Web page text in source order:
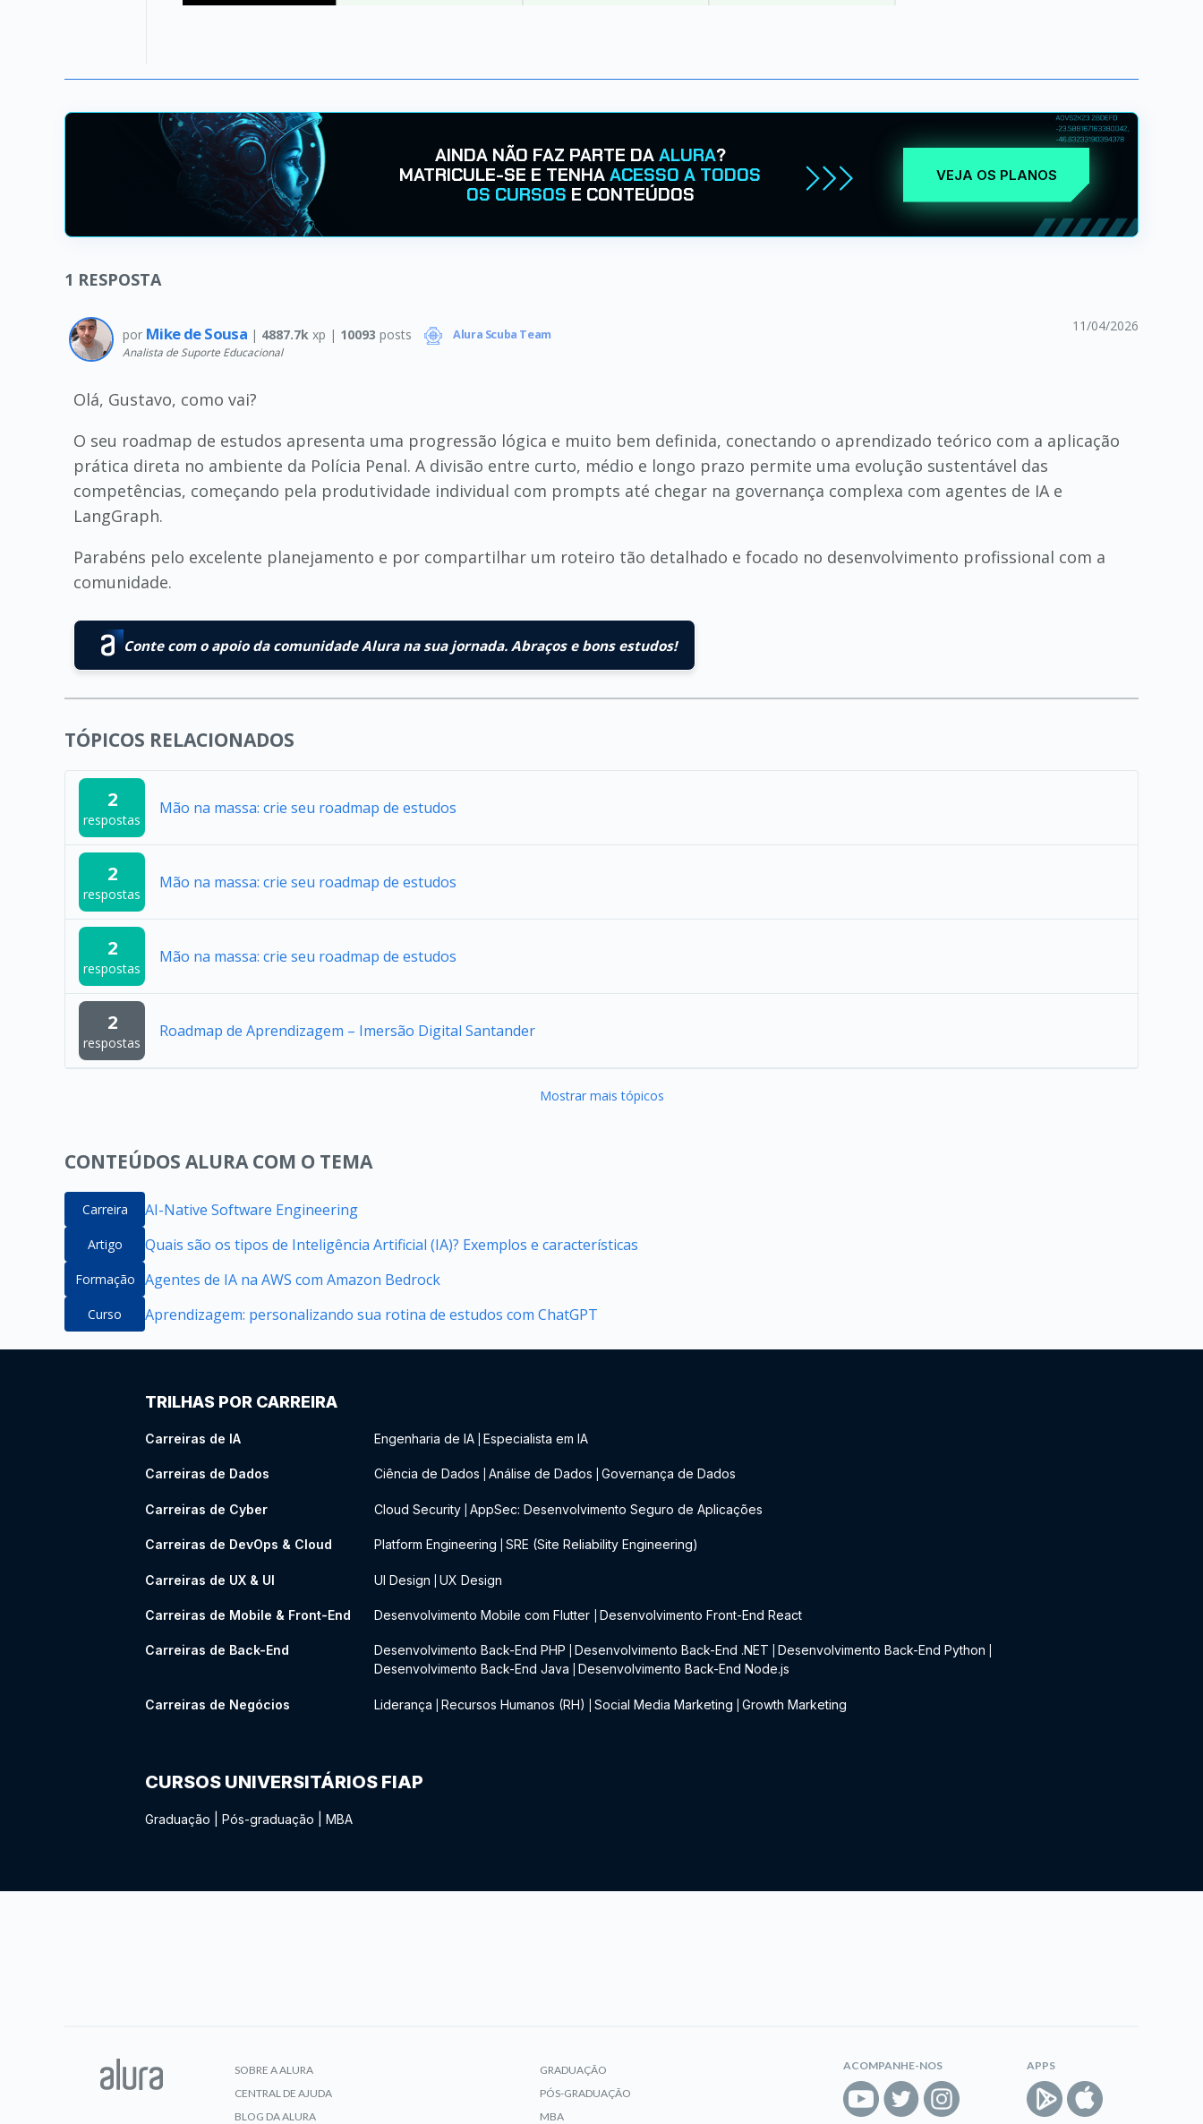
AINDA NÃO FAZ PARTE DAALURA?
MATRICULE-SE E TENHAACESSO A TODOS
OS CURSOS E CONTEÚDOS
VEJA OS PLANOS
1 RESPOSTA
por Mike de Sousa | 4887.7k xp | 10093 posts Alura Scuba Team
Analista de Suporte Educacional
11/04/2026
Olá, Gustavo, como vai?
O seu roadmap de estudos apresenta uma progressão lógica e muito bem definida, conectando o aprendizado teórico com a aplicação
prática direta no ambiente da Polícia Penal. A divisão entre curto, médio e longo prazo permite uma evolução sustentável das
competências, começando pela produtividade individual com prompts até chegar na governança complexa com agentes de IA e
LangGraph.
Parabéns pelo excelente planejamento e por compartilhar um roteiro tão detalhado e focado no desenvolvimento profissional com a
comunidade.
Conte com o apoio da comunidade Alura na sua jornada. Abraços e bons estudos!
TÓPICOS RELACIONADOS
2
respostas
Mão na massa: crie seu roadmap de estudos
2
respostas
Mão na massa: crie seu roadmap de estudos
2
respostas
Mão na massa: crie seu roadmap de estudos
2
respostas
Roadmap de Aprendizagem – Imersão Digital Santander
Mostrar mais tópicos
CONTEÚDOS ALURA COM O TEMA
Carreira AI-Native Software Engineering
Artigo Quais são os tipos de Inteligência Artificial (IA)? Exemplos e características
Formação Agentes de IA na AWS com Amazon Bedrock
Curso Aprendizagem: personalizando sua rotina de estudos com ChatGPT
TRILHAS POR CARREIRA
Carreiras de IA Engenharia de IA Especialista em IA
Carreiras de Dados Ciência de Dados Análise de Dados Governança de Dados
Carreiras de Cyber Cloud Security AppSec: Desenvolvimento Seguro de Aplicações
Carreiras de DevOps & Cloud Platform Engineering SRE (Site Reliability Engineering)
Carreiras de UX & UI UI Design UX Design
Carreiras de Mobile & Front-End Desenvolvimento Mobile com Flutter Desenvolvimento Front-End React
Carreiras de Back-End Desenvolvimento Back-End PHP Desenvolvimento Back-End .NET Desenvolvimento Back-End Python
Desenvolvimento Back-End Java Desenvolvimento Back-End Node.js
Carreiras de Negócios Liderança Recursos Humanos (RH) Social Media Marketing Growth Marketing
CURSOS UNIVERSITÁRIOS FIAP
Graduação Pós-graduação MBA
SOBRE A ALURA
CENTRAL DE AJUDA
BLOG DA ALURA
GRADUAÇÃO
PÓS-GRADUAÇÃO
MBA
ACOMPANHE-NOS APPS